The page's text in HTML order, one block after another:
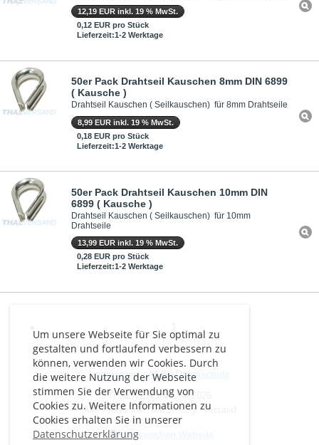
Um unsere Webseite für Sie optimal zu
gestalten und fortlaufend verbessern zu
können, verwenden wir Cookies. Durch
die weitere Nutzung der Webseite
stimmen Sie der Verwendung von
Cookies zu. Weitere Informationen zu
Cookies erhalten Sie in unserer
Datenschutzerklärung
12,19 EUR inkl. 19 % MwSt.
0,12 EUR pro Stück
Lieferzeit:1-2 Werktage
50er Pack Drahtseil Kauschen 8mm DIN 6899
( Kausche )
Drahtseil Kauschen ( Seilkauschen) für 8mm Drahtseile
8,99 EUR inkl. 19 % MwSt.
0,18 EUR pro Stück
Lieferzeit:1-2 Werktage
50er Pack Drahtseil Kauschen 10mm DIN
6899 ( Kausche )
Drahtseil Kauschen ( Seilkauschen) für 10mm
Drahtseile
13,99 EUR inkl. 19 % MwSt.
0,28 EUR pro Stück
Lieferzeit:1-2 Werktage
Impressum-AGB-Datenschutz
THAL VERSAND © 2026
Alle Preise inkl. MwSt. zzgl. Versand
Zur klassischen Website